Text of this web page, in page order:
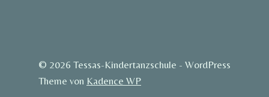
© 2026 Tessas-Kindertanzschule - WordPress
Theme von Kadence WP